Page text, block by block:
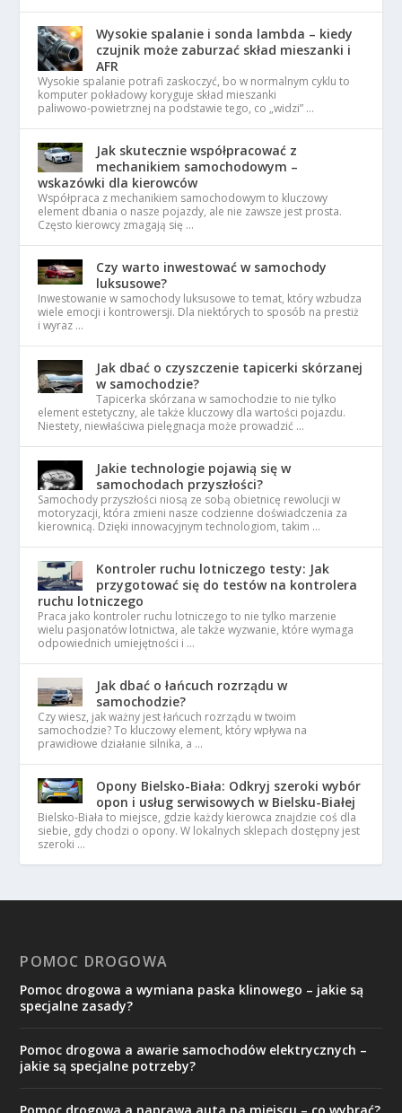
Wysokie spalanie i sonda lambda – kiedy
czujnik może zaburzać skład mieszanki i
AFR
Wysokie spalanie potrafi zaskoczyć, bo w normalnym cyklu to
komputer pokładowy koryguje skład mieszanki
paliwowo‑powietrznej na podstawie tego, co „widzi” …
Jak skutecznie współpracować z
mechanikiem samochodowym –
wskazówki dla kierowców
Współpraca z mechanikiem samochodowym to kluczowy
element dbania o nasze pojazdy, ale nie zawsze jest prosta.
Często kierowcy zmagają się …
Czy warto inwestować w samochody
luksusowe?
Inwestowanie w samochody luksusowe to temat, który wzbudza
wiele emocji i kontrowersji. Dla niektórych to sposób na prestiż
i wyraz …
Jak dbać o czyszczenie tapicerki skórzanej
w samochodzie?
Tapicerka skórzana w samochodzie to nie tylko
element estetyczny, ale także kluczowy dla wartości pojazdu.
Niestety, niewłaściwa pielęgnacja może prowadzić …
Jakie technologie pojawią się w
samochodach przyszłości?
Samochody przyszłości niosą ze sobą obietnicę rewolucji w
motoryzacji, która zmieni nasze codzienne doświadczenia za
kierownicą. Dzięki innowacyjnym technologiom, takim …
Kontroler ruchu lotniczego testy: Jak
przygotować się do testów na kontrolera
ruchu lotniczego
Praca jako kontroler ruchu lotniczego to nie tylko marzenie
wielu pasjonatów lotnictwa, ale także wyzwanie, które wymaga
odpowiednich umiejętności i …
Jak dbać o łańcuch rozrządu w
samochodzie?
Czy wiesz, jak ważny jest łańcuch rozrządu w twoim
samochodzie? To kluczowy element, który wpływa na
prawidłowe działanie silnika, a …
Opony Bielsko-Biała: Odkryj szeroki wybór
opon i usług serwisowych w Bielsku-Białej
Bielsko-Biała to miejsce, gdzie każdy kierowca znajdzie coś dla
siebie, gdy chodzi o opony. W lokalnych sklepach dostępny jest
szeroki …
POMOC DROGOWA
Pomoc drogowa a wymiana paska klinowego – jakie są
specjalne zasady?
Pomoc drogowa a awarie samochodów elektrycznych –
jakie są specjalne potrzeby?